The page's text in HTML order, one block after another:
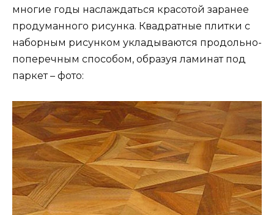
многие годы наслаждаться красотой заранее
продуманного рисунка. Квадратные плитки с
наборным рисунком укладываются продольно-
поперечным способом, образуя ламинат под
паркет – фото: